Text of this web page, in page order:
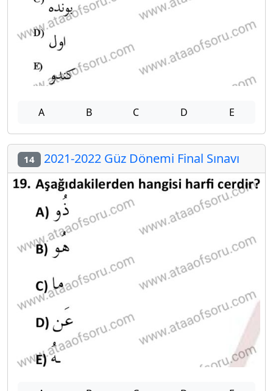
A B C D E
14 2021-2022 Güz Dönemi Final Sınavı